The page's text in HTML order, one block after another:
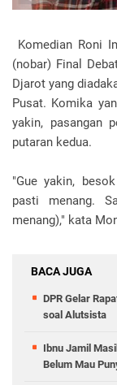
Komedian Roni
(nobar) Final
Djarot yang
Pusat. Komika
yakin, pasangan
putaran kedua.
"Gue yakin,
pasti menang.
menang)," kata
BACA JUGA
DPR Gelar
soal Alutsista
Ibnu Jamil
Belum Mau